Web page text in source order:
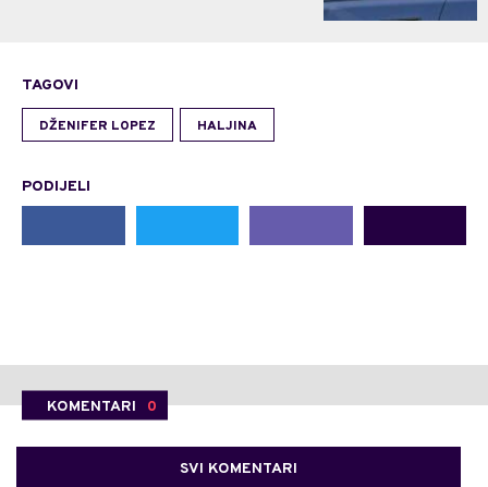
TAGOVI
DŽENIFER LOPEZ HALJINA
PODIJELI
KOMENTARI 0
SVI KOMENTARI